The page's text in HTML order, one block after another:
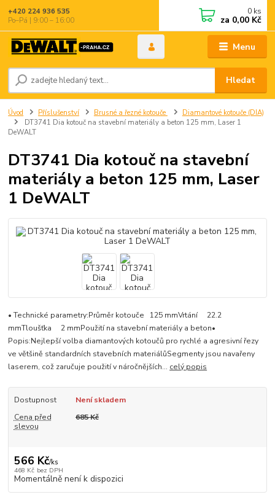
Menu
Hledat
+420 224 936 535
Po–Pá | 9:00 – 16:00
0 ks
za 0,00 Kč
Úvod Příslušenství Brusné a řezné kotouče
Diamantové kotouče (DIA)
DT3741 Dia kotouč na stavební materiály a beton 125 mm, Laser 1
DeWALT
DT3741 Dia kotouč na stavební
materiály a beton 125 mm, Laser
1 DeWALT
• Technické parametry:Průměr kotouče 125 mmVrtání 22.2
mmTloušťka 2 mmPoužití na stavební materiály a beton•
Popis:Nejlepší volba diamantových kotoučů pro rychlé a agresivní řezy
ve většině standardních stavebních materiálůSegmenty jsou navařeny
laserem, což zaručuje použití v náročnějších... celý popis
Dostupnost
Není skladem
Cena před
slevou
685 Kč
566 Kč/ks
468 Kč bez DPH
Momentálně není k dispozici